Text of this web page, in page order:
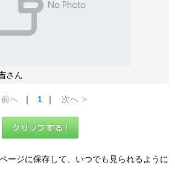
さん
前へ ｜ 1 ｜ 次へ >
ージに保存して、いつでも見られるように